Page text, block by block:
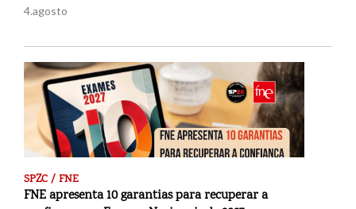
4.agosto
SPZC / FNE
FNE apresenta 10 garantias para recuperar a